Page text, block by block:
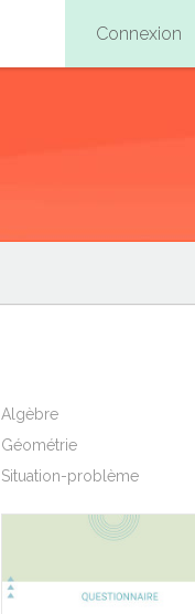
Connexion
Algèbre
Géométrie
Situation-problème